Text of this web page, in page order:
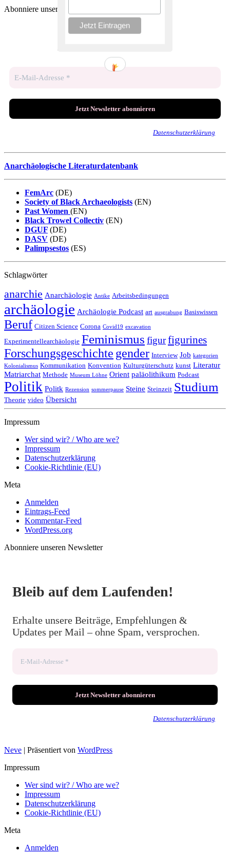
Abonniere unseren Newsletter
Datenschutzerklärung
Anarchäologische Literaturdatenbank
FemArc (DE)
Society of Black Archaeologists (EN)
Past Women (EN)
Black Trowel Collectiv (EN)
DGUF (DE)
DASV (DE)
Palimpsestos (ES)
Schlagwörter
anarchie Anarchäologie Antike Arbeitsbedingungen
archäologie Archäologie Podcast art ausgrabung Basiswissen
Beruf Citizen Science Corona Covid19 excavation
Experimentellearchäologie Feminismus figurfigurines
Forschungsgeschichte gender Interview Job kategorien
Kolonialismus Kommunikation Konvention Kulturgüterschutz kunst Literatur
Matriarchat Methode Museum Löhne Orient paläolithikum Podcast
Politik Politk Rezension sommerpause Steine Steinzeit Studium
Theorie video Übersicht
Impressum
Wer sind wir? / Who are we?
Impressum
Datenschutzerklärung
Cookie-Richtlinie (EU)
Meta
Anmelden
Eintrags-Feed
Kommentar-Feed
WordPress.org
Abonniere unseren Newsletter
Bleib auf dem Laufenden!
Erhalte unsere Beiträge, Empfehlungen &
Updates per Mail – ohne Spam, versprochen.
Datenschutzerklärung
Neve | Präsentiert von WordPress
Impressum
Wer sind wir? / Who are we?
Impressum
Datenschutzerklärung
Cookie-Richtlinie (EU)
Meta
Anmelden